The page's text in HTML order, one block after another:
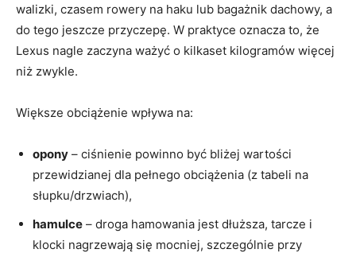
walizki, czasem rowery na haku lub bagażnik dachowy, a
do tego jeszcze przyczepę. W praktyce oznacza to, że
Lexus nagle zaczyna ważyć o kilkaset kilogramów więcej
niż zwykle.
Większe obciążenie wpływa na:
opony – ciśnienie powinno być bliżej wartości
przewidzianej dla pełnego obciążenia (z tabeli na
słupku/drzwiach),
hamulce – droga hamowania jest dłuższa, tarcze i
klocki nagrzewają się mocniej, szczególnie przy